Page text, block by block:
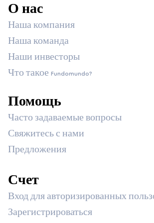
О нас
Наша компания
Наша команда
Наши инвесторы
Что такое Fundomundo?
Помощь
Часто задаваемые вопросы
Свяжитесь с нами
Предложения
Счет
Вход для авторизированных
Зарегистрироваться